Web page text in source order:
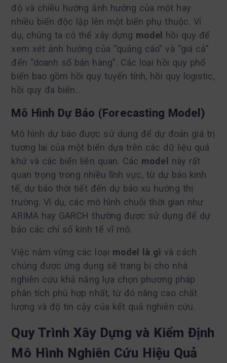
độ và chiều hướng ảnh hưởng của một hay
nhiều biến độc lập lên một biến phụ thuộc. Ví
dụ, chúng ta có thể xây dựng model hồi quy để
xem xét ảnh hưởng của “quảng cáo” và “giá cả”
đến “doanh số bán hàng”. Các loại hồi quy phổ
biến bao gồm hồi quy tuyến tính, hồi quy logistic,
hồi quy đa biến…
Mô Hình Dự Báo (Forecasting Model)
Mô hình dự báo được sử dụng để dự đoán giá trị
tương lai của một biến dựa trên các dữ liệu quá
khứ và các biến liên quan. Các model này rất
quan trọng trong nhiều lĩnh vực, từ dự báo kinh
tế, dự báo thời tiết đến dự báo xu hướng thị
trường. Ví dụ, các mô hình chuỗi thời gian như
ARIMA hay GARCH thường được sử dụng để dự
báo các chỉ số kinh tế vĩ mô.
Việc nắm vững các loại model là gì và cách
chúng được ứng dụng sẽ trang bị cho nhà
nghiên cứu khả năng lựa chọn phương pháp
phân tích phù hợp nhất, từ đó nâng cao chất
lượng và độ tin cậy của kết quả nghiên cứu.
Quy Trình Xây Dựng và Kiểm Định
Mô Hình Nghiên Cứu Hiệu Quả